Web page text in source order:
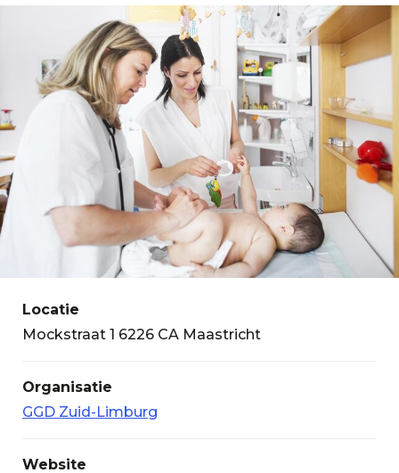
Locatie
Mockstraat 1 6226 CA Maastricht
Organisatie
GGD Zuid-Limburg
Website